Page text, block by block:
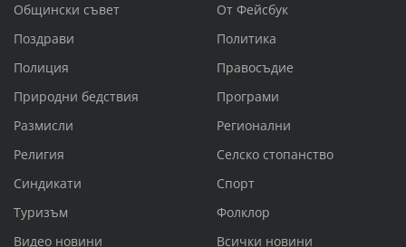
Общински съвет
От Фейсбук
Поздрави
Политика
Полиция
Правосъдие
Природни бедствия
Програми
Размисли
Регионални
Религия
Селско стопанство
Синдикати
Спорт
Туризъм
Фолклор
Видео новини
Всички новини